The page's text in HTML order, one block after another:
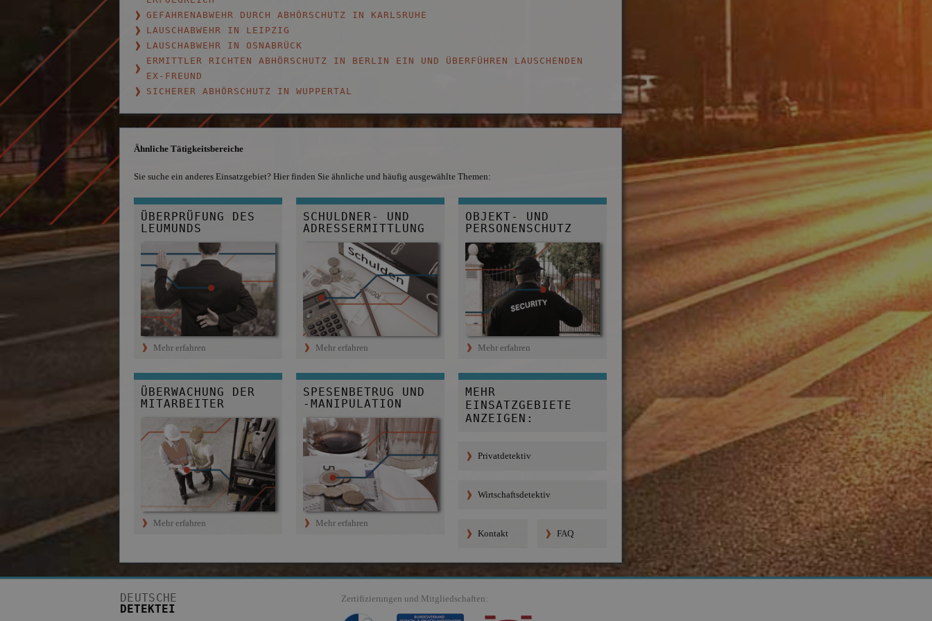
GEFAHRENABWEHR DURCH ABHÖRSCHUTZ IN KARLSRUHE
LAUSCHABWEHR IN LEIPZIG
LAUSCHABWEHR IN OSNABRÜCK
ERMITTLER RICHTEN ABHÖRSCHUTZ IN BERLIN EIN UND ÜBERFÜHREN LAUSCHENDEN
EX-FREUND
SICHERER ABHÖRSCHUTZ IN WUPPERTAL
Ähnliche Tätigkeitsbereiche
Sie suche ein anderes Einsatzgebiet? Hier finden Sie ähnliche und häufig ausgewählte Themen:
ÜBERPRÜFUNG DES
LEUMUNDS
Mehr erfahren
SCHULDNER- UND
ADRESSERMITTLUNG
Mehr erfahren
OBJEKT- UND
PERSONENSCHUTZ
Mehr erfahren
ÜBERWACHUNG DER
MITARBEITER
Mehr erfahren
SPESENBETRUG UND
-MANIPULATION
Mehr erfahren
MEHR
EINSATZGEBIETE
ANZEIGEN:
Privatdetektiv
Wirtschaftsdetektiv
Kontakt FAQ
DEUTSCHE
DETEKTEI
Zertifizierungen und Mitgliedschaften: